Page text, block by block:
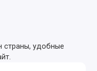
страны, удобные